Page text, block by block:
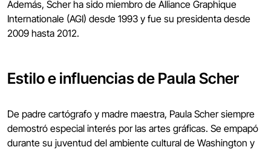
Además, Scher ha sido miembro de Alliance Graphique
Internationale (AGI) desde 1993 y fue su presidenta desde
2009 hasta 2012.
Estilo e influencias de Paula Scher
De padre cartógrafo y madre maestra, Paula Scher siempre
demostró especial interés por las artes gráficas. Se empapó
durante su juventud del ambiente cultural de Washington y